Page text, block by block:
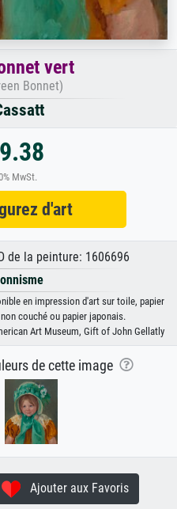
vert
Bonnet)
MwSt.
d'art
de la peinture: 1606696
en impression d'art sur toile, papier
couché ou papier japonais.
Art Museum, Gift of John Gellatly
de cette image
Ajouter aux Favoris